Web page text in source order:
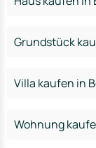
Grundstück
Villa kaufen in
Wohnung